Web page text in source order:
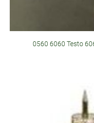
0560 6060 Testo